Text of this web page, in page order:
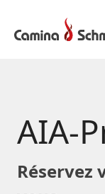
AIA-
Réservez